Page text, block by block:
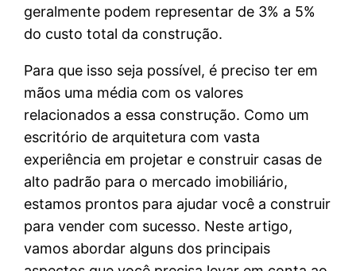
geralmente podem representar de 3% a 5%
do custo total da construção.
Para que isso seja possível, é preciso ter em
mãos uma média com os valores
relacionados a essa construção. Como um
escritório de arquitetura com vasta
experiência em projetar e construir casas de
alto padrão para o mercado imobiliário,
estamos prontos para ajudar você a construir
para vender com sucesso. Neste artigo,
vamos abordar alguns dos principais